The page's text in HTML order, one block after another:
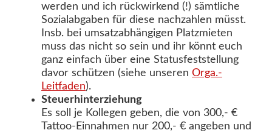
werden und ich rückwirkend (!) sämtliche
Sozialabgaben für diese nachzahlen müsst.
Insb. bei umsatzabhängigen Platzmieten
muss das nicht so sein und ihr könnt euch
ganz einfach über eine Statusfeststellung
davor schützen (siehe unseren Orga.-
Leitfaden).
Steuerhinterziehung
Es soll je Kollegen geben, die von 300,- €
Tattoo-Einnahmen nur 200,- € angeben und